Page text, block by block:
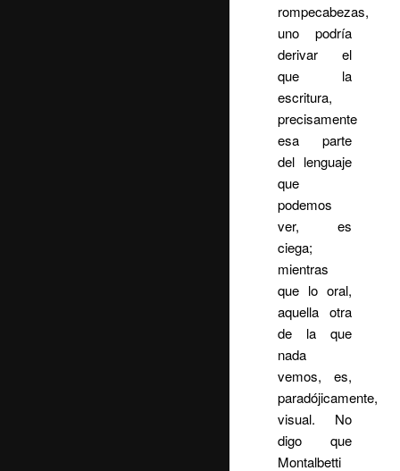
rompecabezas,
uno podría
derivar el
que la
escritura,
precisamente
esa parte
del lenguaje
que
podemos
ver, es
ciega;
mientras
que lo oral,
aquella otra
de la que
nada
vemos, es,
paradójicamente,
visual. No
digo que
Montalbetti